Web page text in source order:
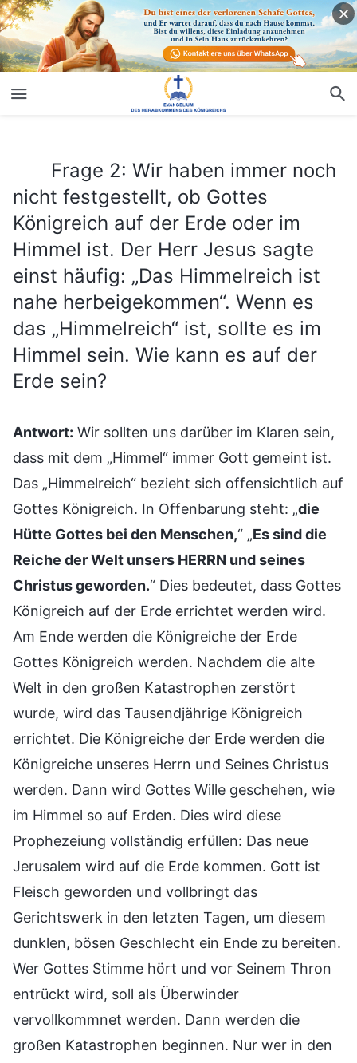
Frage 2: Wir haben immer noch
nicht festgestellt, ob Gottes
Königreich auf der Erde oder im
Himmel ist. Der Herr Jesus sagte
einst häufig: „Das Himmelreich ist
nahe herbeigekommen“. Wenn es
das „Himmelreich“ ist, sollte es im
Himmel sein. Wie kann es auf der
Erde sein?
Antwort: Wir sollten uns darüber im Klaren sein,
dass mit dem „Himmel“ immer Gott gemeint ist.
Das „Himmelreich“ bezieht sich offensichtlich auf
Gottes Königreich. In Offenbarung steht: „die
Hütte Gottes bei den Menschen,“ „Es sind die
Reiche der Welt unsers HERRN und seines
Christus geworden.“ Dies bedeutet, dass Gottes
Königreich auf der Erde errichtet werden wird.
Am Ende werden die Königreiche der Erde
Gottes Königreich werden. Nachdem die alte
Welt in den großen Katastrophen zerstört
wurde, wird das Tausendjährige Königreich
errichtet. Die Königreiche der Erde werden die
Königreiche unseres Herrn und Seines Christus
werden. Dann wird Gottes Wille geschehen, wie
im Himmel so auf Erden. Dies wird diese
Prophezeiung vollständig erfüllen: Das neue
Jerusalem wird auf die Erde kommen. Gott ist
Fleisch geworden und vollbringt das
Gerichtswerk in den letzten Tagen, um diesem
dunklen, bösen Geschlecht ein Ende zu bereiten.
Wer Gottes Stimme hört und vor Seinem Thron
entrückt wird, soll als Überwinder
vervollkommnet werden. Dann werden die
großen Katastrophen beginnen. Nur wer in den